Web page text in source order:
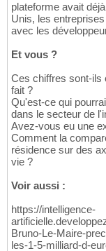
plateforme avait
Unis, les
avec les
Et vous ?
Ces chiffres sont-ils
fait ?
Qu'est-ce qui
dans le secteur de
Avez-vous eu une
Comment la
résidence sur des
vie ?
Voir aussi :
https://intelligence-
Bruno-Le-Maire-
les-1-5-milliard-d-